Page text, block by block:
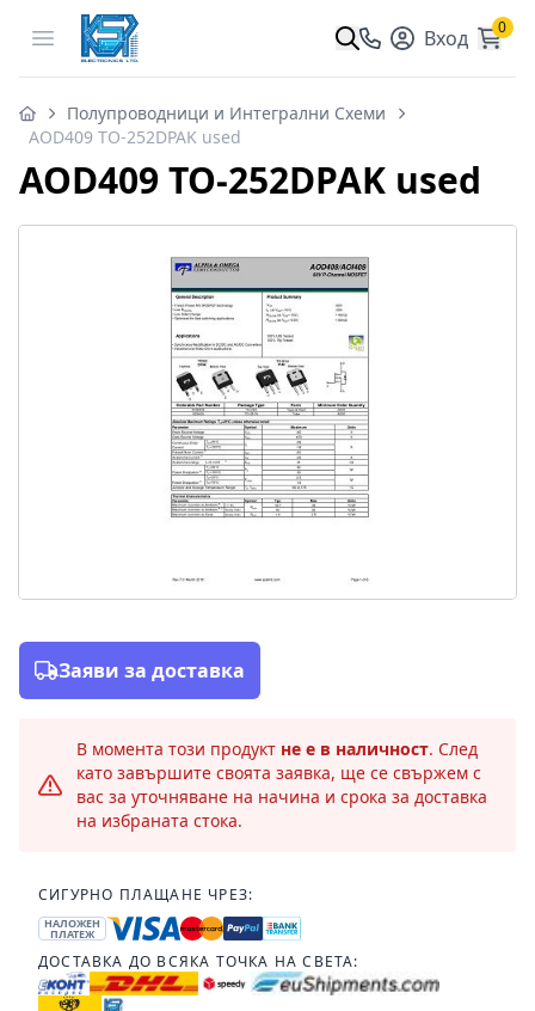
Open menu Вход 0
Полупроводници и Интегрални Схеми
AOD409 TO-252DPAK used
AOD409 TO-252DPAK used
Заяви за доставка
В момента този продукт не е в наличност. След
като завършите своята заявка, ще се свържем с
вас за уточняване на начина и срока за доставка
на избраната стока.
СИГУРНО ПЛАЩАНЕ ЧРЕЗ:
НАЛОЖЕН
ПЛАТЕЖ
ДОСТАВКА ДО ВСЯКА ТОЧКА НА СВЕТА: